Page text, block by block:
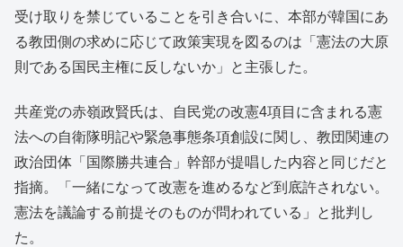
受け取りを禁じていることを引き合いに、本部が韓国にあ
る教団側の求めに応じて政策実現を図るのは「憲法の大原
則である国民主権に反しないか」と主張した。
共産党の赤嶺政賢氏は、自民党の改憲4項目に含まれる憲
法への自衛隊明記や緊急事態条項創設に関し、教団関連の
政治団体「国際勝共連合」幹部が提唱した内容と同じだと
指摘。「一緒になって改憲を進めるなど到底許されない。
憲法を議論する前提そのものが問われている」と批判し
た。